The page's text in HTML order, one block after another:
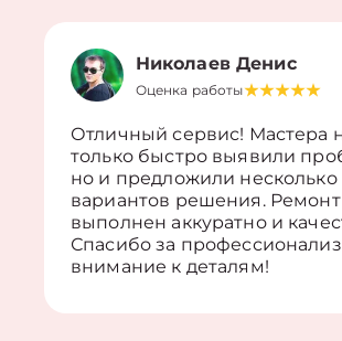
Николаев Денис
Оценка работы
Отличный сервис! Мастера
только быстро выявили
но и предложили несколько
вариантов решения.
выполнен аккуратно и
Спасибо за
внимание к деталям!